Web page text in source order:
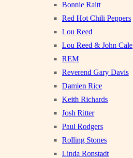
Bonnie Raitt
Red Hot Chili Peppers
Lou Reed
Lou Reed & John Cale
REM
Reverend Gary Davis
Damien Rice
Keith Richards
Josh Ritter
Paul Rodgers
Rolling Stones
Linda Ronstadt